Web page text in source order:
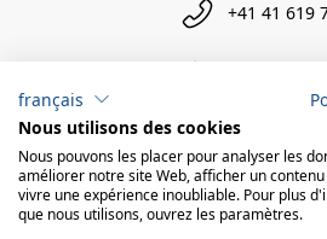
+41 41 619
français
Nous utilisons des cookies
Nous pouvons les placer pour analyser les
améliorer notre site Web, afficher un
vivre une expérience inoubliable. Pour plus
que nous utilisons, ouvrez les paramètres.